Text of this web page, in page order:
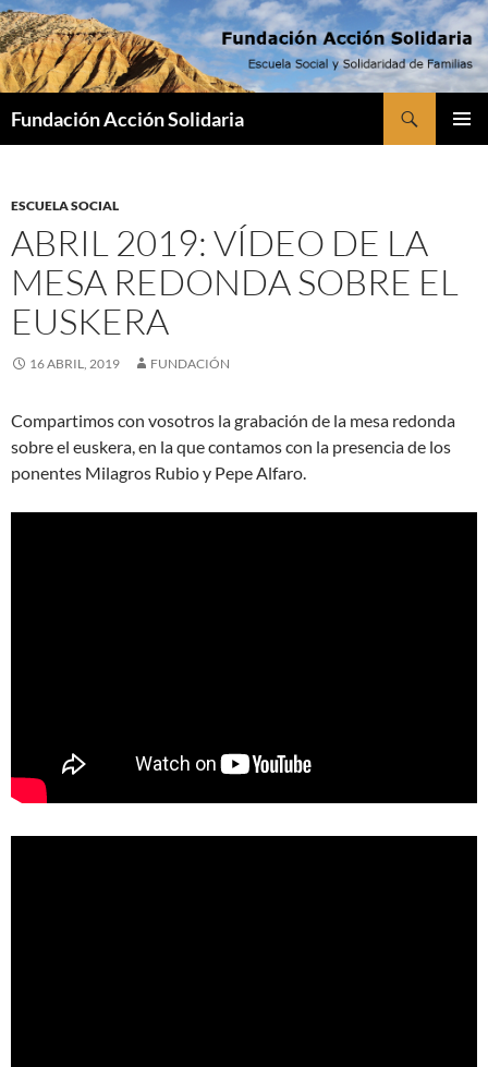
Saltar
al
contenido
Fundación Acción Solidaria
ESCUELA SOCIAL
ABRIL 2019: VÍDEO DE LA
MESA REDONDA SOBRE EL
EUSKERA
16 ABRIL, 2019 FUNDACIÓN
Compartimos con vosotros la grabación de la mesa redonda
sobre el euskera, en la que contamos con la presencia de los
ponentes Milagros Rubio y Pepe Alfaro.